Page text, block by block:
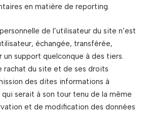
en matière de reporting.
de l’utilisateur du site n’est
échangée, transférée,
un support quelconque à des tiers.
rachat du site et de ses droits
des dites informations à
qui serait à son tour tenu de la même
et de modification des données